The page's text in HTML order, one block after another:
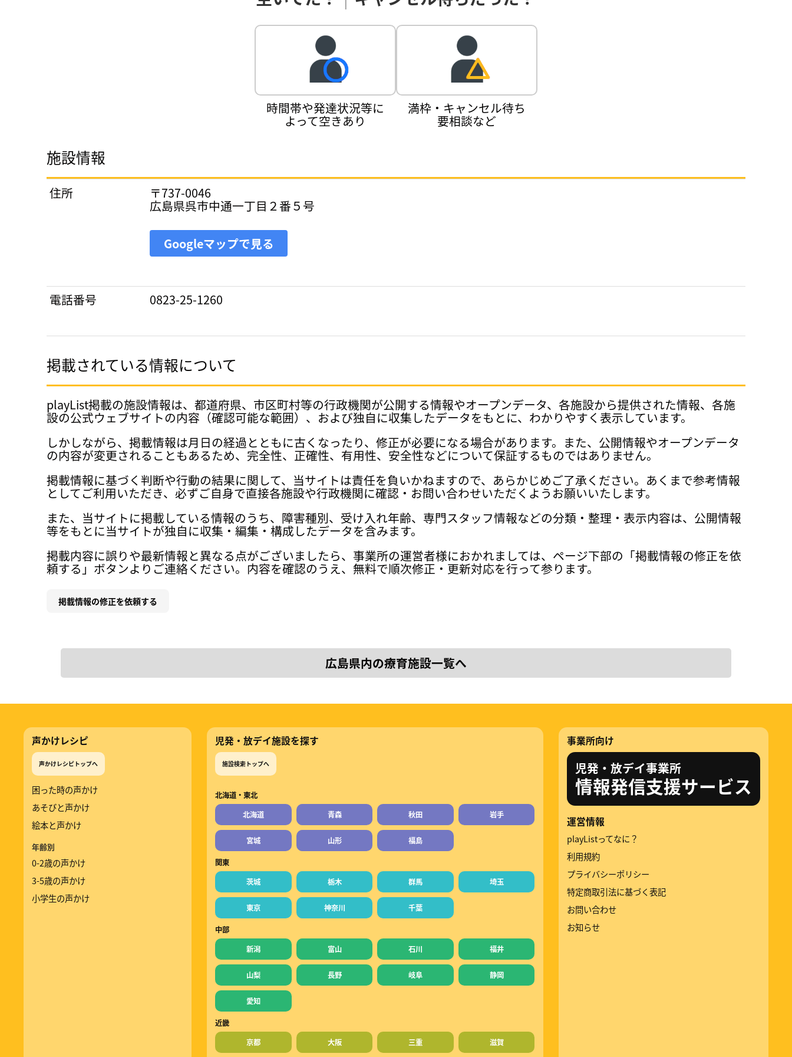
時間帯や発達状況等に
よって空きあり
満枠・キャンセル待ち
要相談など
施設情報
住所 〒737-0046
広島県呉市中通一丁目２番５号
Googleマップで見る
電話番号 0823-25-1260
掲載されている情報について
playList掲載の施設情報は、都道府県、市区町村等の行政機関が公開する情報やオープンデータ、各施設から提供された情報、各施
設の公式ウェブサイトの内容（確認可能な範囲）、および独自に収集したデータをもとに、わかりやすく表示しています。
しかしながら、掲載情報は月日の経過とともに古くなったり、修正が必要になる場合があります。また、公開情報やオープンデータ
の内容が変更されることもあるため、完全性、正確性、有用性、安全性などについて保証するものではありません。
掲載情報に基づく判断や行動の結果に関して、当サイトは責任を負いかねますので、あらかじめご了承ください。あくまで参考情報
としてご利用いただき、必ずご自身で直接各施設や行政機関に確認・お問い合わせいただくようお願いいたします。
また、当サイトに掲載している情報のうち、障害種別、受け入れ年齢、専門スタッフ情報などの分類・整理・表示内容は、公開情報
等をもとに当サイトが独自に収集・編集・構成したデータを含みます。
掲載内容に誤りや最新情報と異なる点がございましたら、事業所の運営者様におかれましては、ページ下部の「掲載情報の修正を依
頼する」ボタンよりご連絡ください。内容を確認のうえ、無料で順次修正・更新対応を行って参ります。
掲載情報の修正を依頼する
広島県内の療育施設一覧へ
声かけレシピ
声かけレシピトップへ
困った時の声かけ
あそびと声かけ
絵本と声かけ
年齢別
0-2歳の声かけ
3-5歳の声かけ
小学生の声かけ
児発・放デイ施設を探す
施設検索トップへ
北海道・東北
北海道
青森 秋田 岩手
宮城 山形 福島
関東
茨城
栃木 群馬 埼玉
東京 神奈川 千葉
中部
新潟
富山 石川 福井
山梨 長野 岐阜 静岡
愛知
近畿
京都
大阪 三重 滋賀
事業所向け
児発・放デイ事業所
情報発信支援サービス
運営情報
playListってなに？
利用規約
プライバシーポリシー
特定商取引法に基づく表記
お問い合わせ
お知らせ